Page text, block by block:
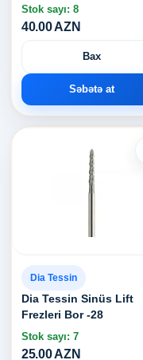
Stok sayı: 8
40.00 AZN
Bax
Səbətə at
Dia Tessin
Dia Tessin Sinüs Lift
Frezleri Bor -28
Stok sayı: 7
25.00 AZN